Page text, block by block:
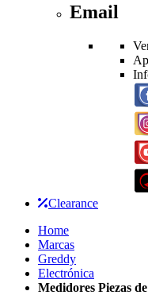
Email
Clearance
Home
Marcas
Greddy
Electrónica
Medidores Piezas